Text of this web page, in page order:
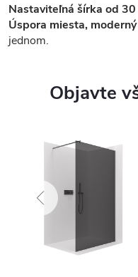
Nastaviteľná šírka od
Úspora miesta,
jednom.
Objavte